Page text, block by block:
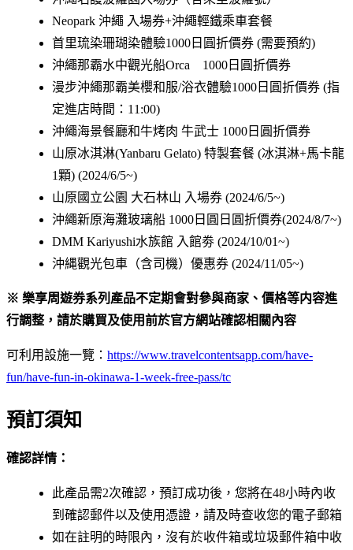
Neopark 沖繩 入場券+沖繩輕鐵乘車套餐
首里琉染珊瑚染體驗1000日圓折價券 (需要預約)
沖繩那霸水中觀光船Orca 1000日圓折價券
漫步沖繩那霸美櫻和服/浴衣體驗1000日圓折價券 (指
定進店時間：11:00)
沖繩海景餐廳和牛烤肉 牛武士 1000日圓折價券
山原冰淇淋(Yanbaru Gelato) 特製套餐 (冰淇淋+馬卡龍
1顆) (2024/6/5~)
山原國立公園 大石林山 入場券 (2024/6/5~)
沖繩新原海灘玻璃船 1000日圓日圓折價券(2024/8/7~)
DMM Kariyushi水族館 入館劵 (2024/10/01~)
沖縄觀光包車（含司機）優惠券 (2024/11/05~)
※ 樂享周遊券系列產品不定期會對參與商家、價格等内容進
行調整，請於購買及使用前於官方網站確認相關內容
可利用設施一覽： https://www.travelcontentsapp.com/have-
fun/have-fun-in-okinawa-1-week-free-pass/tc
預訂須知
確認詳情：
此產品需2次確認，預訂成功後，您將在48小時內收
到確認郵件以及使用憑證，請及時查收您的電子郵箱
如在註明的時限內，沒有於收件箱或垃圾郵件箱中收